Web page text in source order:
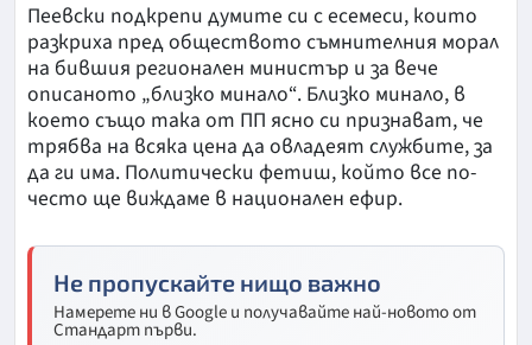
Пеевски подкрепи думите си с есемеси, които
разкриха пред обществото съмнителния морал
на бившия регионален министър и за вече
описаното „близко минало“. Близко минало, в
което също така от ПП ясно си признават, че
трябва на всяка цена да овладеят службите, за
да ги има. Политически фетиш, който все по-
често ще виждаме в национален ефир.
Не пропускайте нищо важно
Намерете ни в Google и получавайте най-новото от
Стандарт първи.